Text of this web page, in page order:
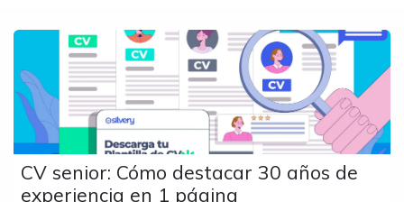
CV senior: Cómo destacar 30 años de
experiencia en 1 página